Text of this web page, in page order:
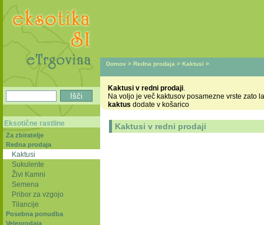
Domov > Redna prodaja > Kaktusi >
Kaktusi v redni prodaji.
Na voljo je več kaktusov posamezne vrste zato
kaktus dodate v košarico
Kaktusi v redni prodaji
Eksotične rastline
Za zbiratelje
Redna prodaja
Kaktusi
Sukulente
Živi Kamni
Semena
Pribor za vzgojo
Tilancije
Posebna ponudba
Veleprodaja